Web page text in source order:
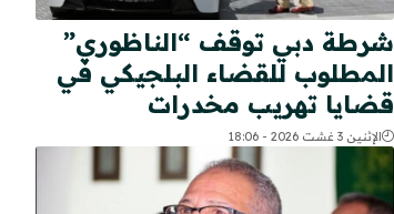
شرطة دبي توقف “الناظوري”
المطلوب للقضاء البلجيكي في
قضايا تهريب مخدرات
الإثنين 3 غشت 2026 - 18:06